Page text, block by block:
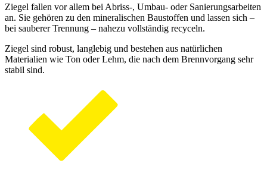
Ziegel fallen vor allem bei Abriss-, Umbau- oder Sanierungsarbeiten
an. Sie gehören zu den mineralischen Baustoffen und lassen sich –
bei sauberer Trennung – nahezu vollständig recyceln.
Ziegel sind robust, langlebig und bestehen aus natürlichen
Materialien wie Ton oder Lehm, die nach dem Brennvorgang sehr
stabil sind.